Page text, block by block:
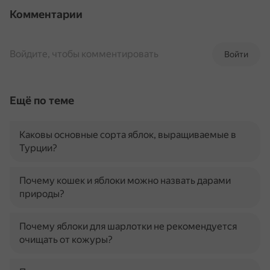
Комментарии
Войти
Войдите, чтобы комментировать
Ещё по теме
Каковы основные сорта яблок, выращиваемые в
Турции?
Почему кошек и яблоки можно назвать дарами
природы?
Почему яблоки для шарлотки не рекомендуется
очищать от кожуры?